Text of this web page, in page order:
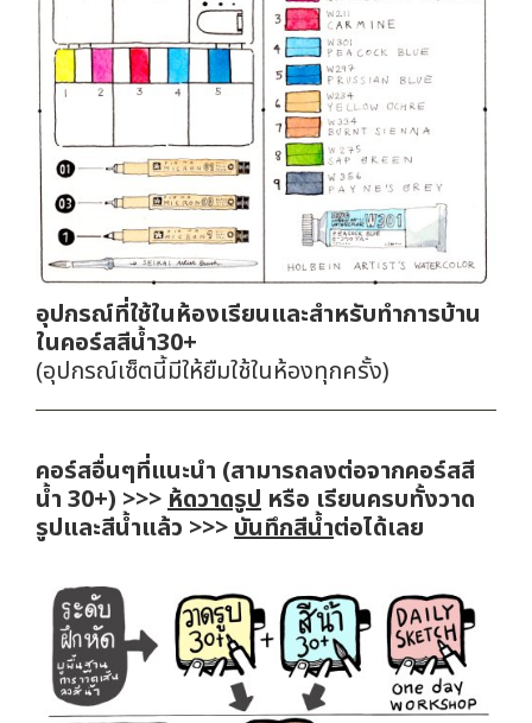
อุปกรณ์ที่ใช้ในห้องเรียนและสำหรับทำการบ้าน
ในคอร์สสีน้ำ30+
(อุปกรณ์เซ็ตนี้มีให้ยืมใช้ในห้องทุกครั้ง)
คอร์สอื่นๆที่แนะนำ (สามารถลงต่อจากคอร์สสี
น้ำ 30+) >>>ห้ดวาดรูป หรือ เรียนครบทั้งวาด
รูปและสีน้ำแล้ว >>>บันทึกสีน้ำต่อได้เลย